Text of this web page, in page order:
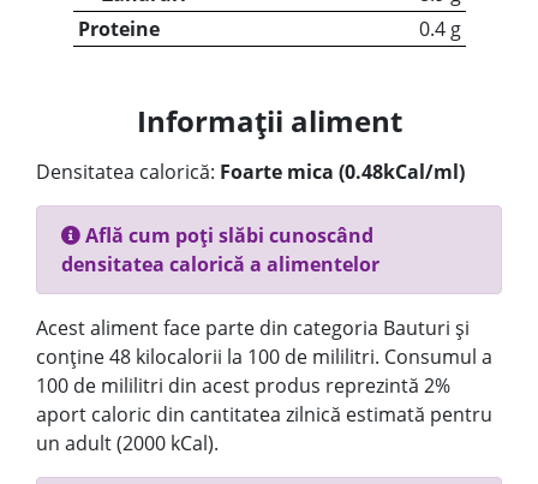
Proteine
0.4 g
Informații aliment
Densitatea calorică: Foarte mica (0.48kCal/ml)
Află cum poți slăbi cunoscând
densitatea calorică a alimentelor
Acest aliment face parte din categoria Bauturi și
conține 48 kilocalorii la 100 de mililitri. Consumul a
100 de mililitri din acest produs reprezintă 2%
aport caloric din cantitatea zilnică estimată pentru
un adult (2000 kCal).